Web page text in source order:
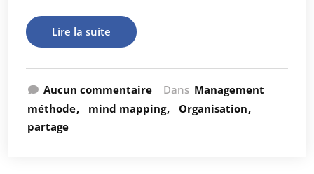
Lire la suite
Aucun commentaire Dans Management
méthode
mind mapping
Organisation
partage